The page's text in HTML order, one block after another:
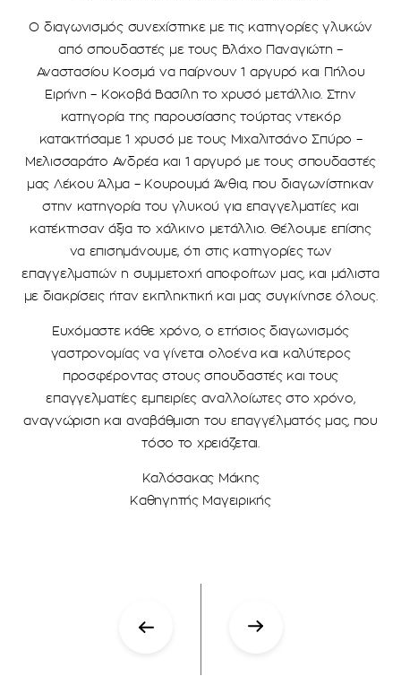
Ο διαγωνισμός συνεχίστηκε με τις κατηγορίες γλυκών
από σπουδαστές με τους Βλάχο Παναγιώτη –
Αναστασίου Κοσμά να παίρνουν 1 αργυρό και Πήλου
Ειρήνη – Κοκοβά Βασίλη το χρυσό μετάλλιο. Στην
κατηγορία της παρουσίασης τούρτας ντεκόρ
κατακτήσαμε 1 χρυσό με τους Μιχαλιτσάνο Σπύρο –
Μελισσαράτο Ανδρέα και 1 αργυρό με τους σπουδαστές
μας Λέκου Άλμα – Κουρουμά Άνθια, που διαγωνίστηκαν
στην κατηγορία του γλυκού για επαγγελματίες και
κατέκτησαν άξια το χάλκινο μετάλλιο. Θέλουμε επίσης
να επισημάνουμε, ότι στις κατηγορίες των
επαγγελματιών η συμμετοχή αποφοίτων μας, και μάλιστα
με διακρίσεις ήταν εκπληκτική και μας συγκίνησε όλους.
Ευχόμαστε κάθε χρόνο, ο ετήσιος διαγωνισμός
γαστρονομίας να γίνεται ολοένα και καλύτερος
προσφέροντας στους σπουδαστές και τους
επαγγελματίες εμπειρίες αναλλοίωτες στο χρόνο,
αναγνώριση και αναβάθμιση του επαγγέλματός μας, που
τόσο το χρειάζεται.
Καλόσακας Μάκης
Καθηγητής Μαγειρικής